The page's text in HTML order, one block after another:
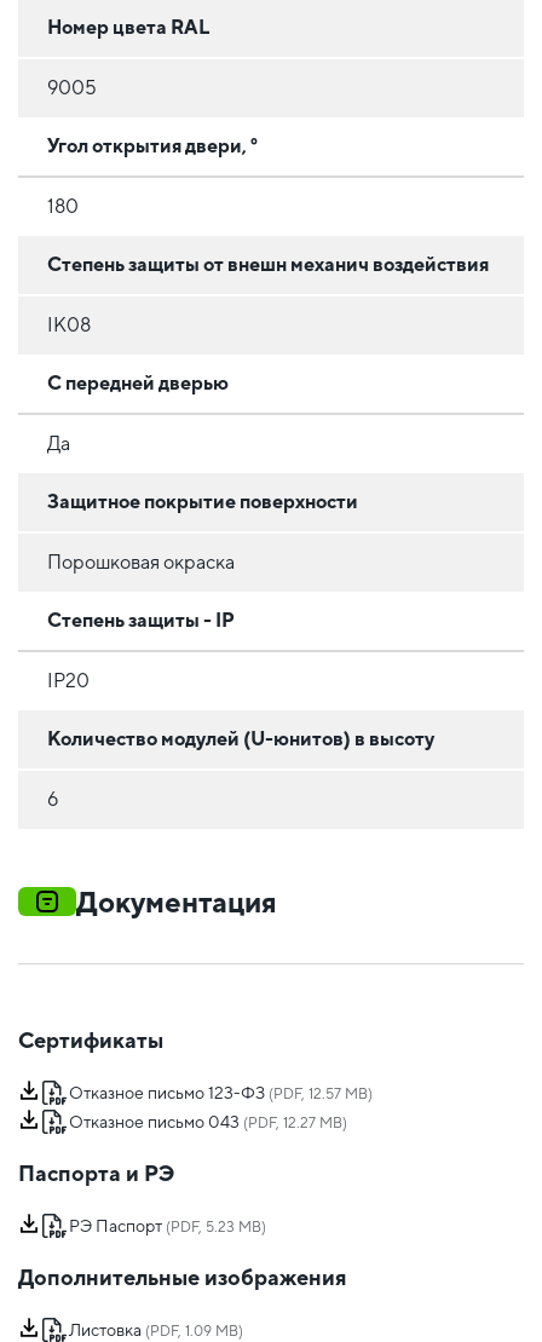
Номер цвета RAL
9005
Угол открытия двери, °
180
Степень защиты от внешн механич воздействия
IK08
С передней дверью
Да
Защитное покрытие поверхности
Порошковая окраска
Степень защиты - IP
IP20
Количество модулей (U-юнитов) в высоту
6
Документация
Сертификаты
Отказное письмо 123-ФЗ (PDF, 12.57 MB)
Отказное письмо 043 (PDF, 12.27 MB)
Паспорта и РЭ
РЭ Паспорт (PDF, 5.23 MB)
Дополнительные изображения
Листовка (PDF, 1.09 MB)